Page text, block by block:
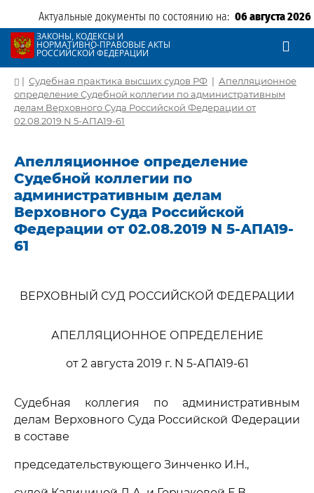
Актуальные документы по состоянию на: 06 августа 2026
ЗАКОНЫ, КОДЕКСЫ И
НОРМАТИВНО-ПРАВОВЫЕ АКТЫ
РОССИЙСКОЙ ФЕДЕРАЦИИ
| Судебная практика высших судов РФ | Апелляционное
определение Судебной коллегии по административным
делам Верховного Суда Российской Федерации от
02.08.2019 N 5-АПА19-61
Апелляционное определение
Судебной коллегии по
административным делам
Верховного Суда Российской
Федерации от 02.08.2019 N 5-АПА19-
61
ВЕРХОВНЫЙ СУД РОССИЙСКОЙ ФЕДЕРАЦИИ
АПЕЛЛЯЦИОННОЕ ОПРЕДЕЛЕНИЕ
от 2 августа 2019 г. N 5-АПА19-61
Судебная коллегия по административным
делам Верховного Суда Российской Федерации
в составе
председательствующего Зинченко И.Н.,